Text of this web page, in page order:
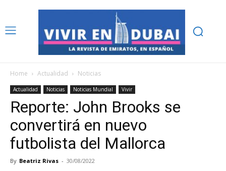
Home Actualidad Noticias
Actualidad Noticias Noticias Mundial Vivir
Reporte: John Brooks se
convertirá en nuevo
futbolista del Mallorca
By Beatriz Rivas - 30/08/2022